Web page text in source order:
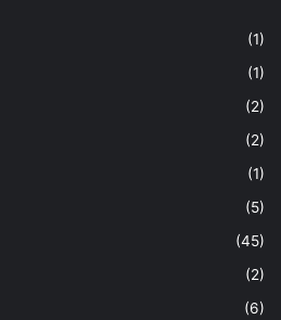
(1)
(1)
(2)
(2)
(1)
(5)
(45)
(2)
(6)